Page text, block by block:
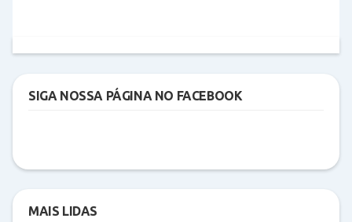
SIGA NOSSA PÁGINA NO FACEBOOK
MAIS LIDAS